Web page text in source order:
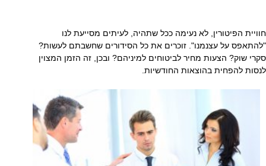
חוויית הפיטורין, לא נעימה ככל שתהיה, לעיתים מסייעת לנו
"להתאפס על עצנמנו". זוכרים את כל הסידורים שחשבתם לעשות?
סקרי שוק? הצעות מחיר לביטוחים למיניהם? ובכן, זה הזמן המצוין
לנסות להפחית בהוצאות החודשיות.